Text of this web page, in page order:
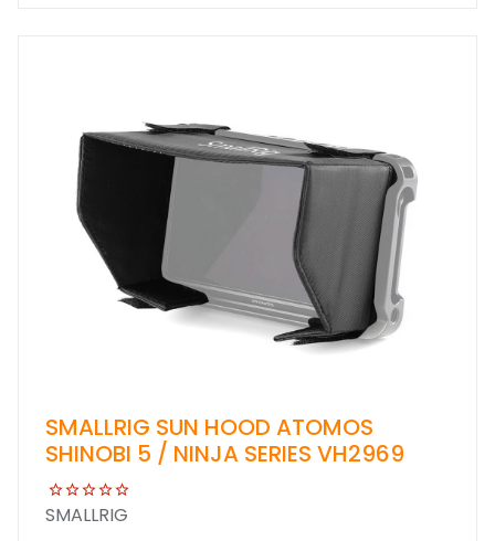
SMALLRIG SUN HOOD ATOMOS
SHINOBI 5 / NINJA SERIES VH2969
SMALLRIG